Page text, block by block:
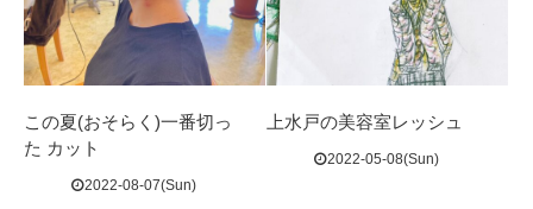
この夏(おそらく)一番切っ
た カット
2022-08-07(Sun)
上水戸の美容室レッシュ
2022-05-08(Sun)